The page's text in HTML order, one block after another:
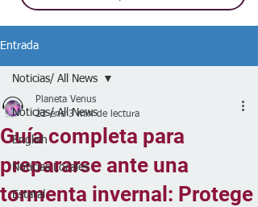
Entrada
Noticias/ All News
English
Noticias Locales
Estatal
Noticias/ All News
Guía completa para
prepararse ante una
tormenta invernal: Protege
Planeta Venus
22 ene 3 min de lectura